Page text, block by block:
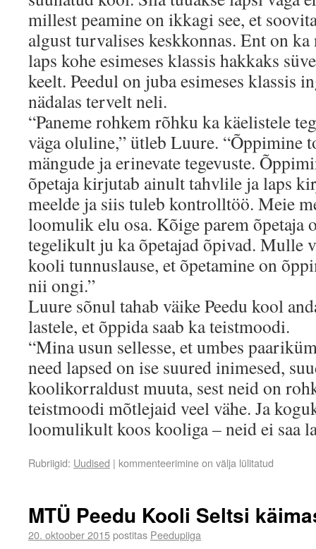
millest peamine on ikkagi see, et
algust turvalises keskkonnas. Ent on
laps kohe esimeses klassis hakkaks
keelt. Peedul on juba esimeses klassis
nädalas tervelt neli.
“Paneme rohkem rõhku ka käelistele
väga oluline,” ütleb Luure. “Õppimine
mängude ja erinevate tegevuste.
õpetaja kirjutab ainult tahvlile ja laps
meelde ja siis tuleb kontrolltöö. Meie
loomulik elu osa. Kõige parem õpetaja
tegelikult ju ka õpetajad õpivad. Mulle
kooli tunnuslause, et õpetamine on
nii ongi.”
Luure sõnul tahab väike Peedu kool
lastele, et õppida saab ka teistmoodi.
“Mina usun sellesse, et umbes
need lapsed on ise suured inimesed,
koolikorraldust muuta, sest neid on
teistmoodi mõtlejaid veel vähe. Ja
loomulikult koos kooliga – neid ei saa
Rubriigid: Uudised | kommenteerimine on välja lülitatud
MTÜ Peedu Kooli Seltsi
20. oktoober 2015postitas Peedupiiga